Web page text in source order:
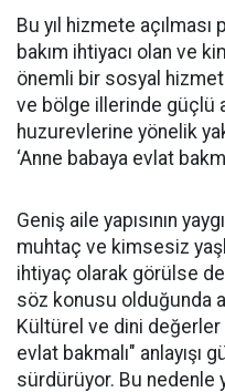
Bu yıl hizmete
bakım ihtiyacı olan ve
önemli bir sosyal hizmet
ve bölge illerinde güçlü
huzurevlerine yönelik
‘Anne babaya evlat
Geniş aile yapısının
muhtaç ve kimsesiz
ihtiyaç olarak görülse
söz konusu olduğunda
Kültürel ve dini
evlat bakmalı" anlayışı
sürdürüyor. Bu nedenle